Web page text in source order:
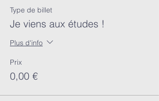
Type de billet
Je viens aux études !
Plus d'info
Prix
0,00 €